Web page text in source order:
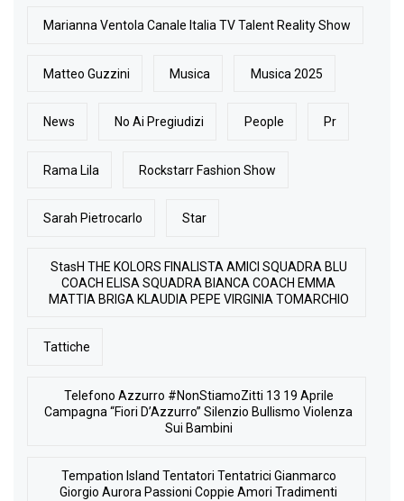
Marianna Ventola Canale Italia TV Talent Reality Show
Matteo Guzzini Musica Musica 2025
News No Ai Pregiudizi People Pr
Rama Lila Rockstarr Fashion Show
Sarah Pietrocarlo Star
StasH THE KOLORS FINALISTA AMICI SQUADRA BLU
COACH ELISA SQUADRA BIANCA COACH EMMA
MATTIA BRIGA KLAUDIA PEPE VIRGINIA TOMARCHIO
Tattiche
Telefono Azzurro #NonStiamoZitti 13 19 Aprile
Campagna “Fiori D’Azzurro” Silenzio Bullismo Violenza
Sui Bambini
Tempation Island Tentatori Tentatrici Gianmarco
Giorgio Aurora Passioni Coppie Amori Tradimenti